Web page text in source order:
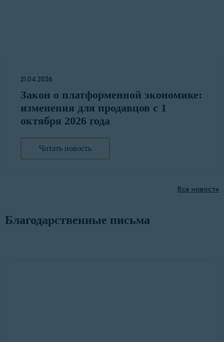
21.04.2026
Закон о платформенной экономике:
изменения для продавцов с 1
октября 2026 года
Читать новость
Все новости
Благодарственные письма